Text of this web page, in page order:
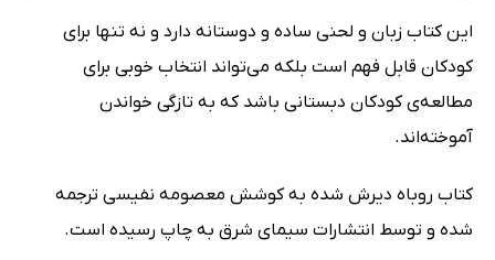
این کتاب زبان و لحنی ساده و دوستانه دارد و نه تنها برای
کودکان قابل فهم است بلکه می‌تواند انتخاب خوبی برای
مطالعه‌ی کودکان دبستانی باشد که به تازگی خواندن
آموخته‌اند.
کتاب روباه دیرش شده به کوشش معصومه نفیسی ترجمه
شده و توسط انتشارات سیمای شرق به چاپ رسیده است.